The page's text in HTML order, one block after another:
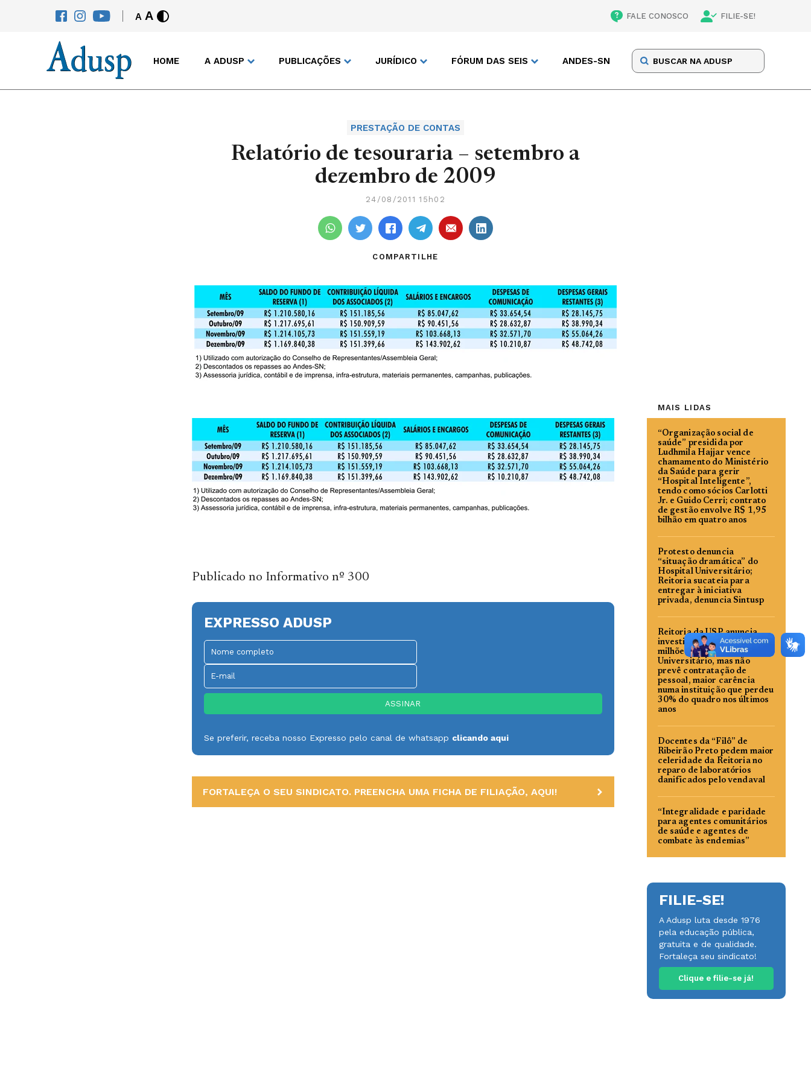
A A FALE CONOSCO FILIE-SE!
HOME A ADUSP PUBLICAÇÕES JURÍDICO FÓRUM DAS SEIS ANDES-SN
PRESTAÇÃO DE CONTAS
Relatório de tesouraria – setembro a
dezembro de 2009
24/08/2011 15h02
COMPARTILHE
Publicado no Informativo nº 300
EXPRESSO ADUSP
Se preferir, receba nosso Expresso pelo canal de whatsapp clicando aqui
FORTALEÇA O SEU SINDICATO. PREENCHA UMA FICHA DE FILIAÇÃO, AQUI!
MAIS LIDAS
“Organização social de
saúde” presidida por
Ludhmila Hajjar vence
chamamento do Ministério
da Saúde para gerir
“Hospital Inteligente”,
tendo como sócios Carlotti
Jr. e Guido Cerri; contrato
de gestão envolve R$ 1,95
bilhão em quatro anos
Protesto denuncia
“situação dramática” do
Hospital Universitário;
Reitoria sucateia para
entregar à iniciativa
privada, denuncia Sintusp
Reitoria da USP anuncia
investimentos de R$ 50
milhões no Hospital
Universitário, mas não
prevê contratação de
pessoal, maior carência
numa instituição que perdeu
30% do quadro nos últimos
anos
Docentes da “Filô” de
Ribeirão Preto pedem maior
celeridade da Reitoria no
reparo de laboratórios
danificados pelo vendaval
“Integralidade e paridade
para agentes comunitários
de saúde e agentes de
combate às endemias”
FILIE-SE!
A Adusp luta desde 1976
pela educação pública,
gratuita e de qualidade.
Fortaleça seu sindicato!
Clique e filie-se já!